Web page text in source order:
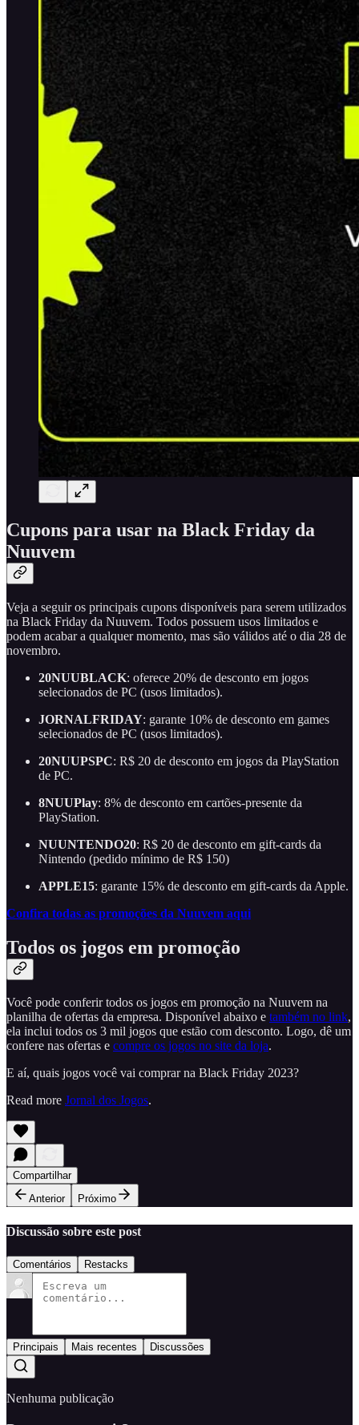
Cupons para usar na Black Friday da
Nuuvem
Veja a seguir os principais cupons disponíveis para serem utilizados
na Black Friday da Nuuvem. Todos possuem usos limitados e
podem acabar a qualquer momento, mas são válidos até o dia 28 de
novembro.
20NUUBLACK: oferece 20% de desconto em jogos
selecionados de PC (usos limitados).
JORNALFRIDAY: garante 10% de desconto em games
selecionados de PC (usos limitados).
20NUUPSPC: R$ 20 de desconto em jogos da PlayStation
de PC.
8NUUPlay: 8% de desconto em cartões-presente da
PlayStation.
NUUNTENDO20: R$ 20 de desconto em gift-cards da
Nintendo (pedido mínimo de R$ 150)
APPLE15: garante 15% de desconto em gift-cards da Apple.
Confira todas as promoções da Nuuvem aqui
Todos os jogos em promoção
Você pode conferir todos os jogos em promoção na Nuuvem na
planilha de ofertas da empresa. Disponível abaixo e também no link,
ela inclui todos os 3 mil jogos que estão com desconto. Logo, dê um
confere nas ofertas e compre os jogos no site da loja.
E aí, quais jogos você vai comprar na Black Friday 2023?
Read more Jornal dos Jogos.
Compartilhar
Anterior
Próximo
Discussão sobre este post
Comentários Restacks
Principais Mais recentes Discussões
Nenhuma publicação